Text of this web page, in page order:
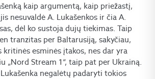
kaip argumentą, kaip priežastį,
nesuvaldė A. Lukašenkos ir čia A.
dėl ko sustoja dujų tiekimas. Taip
tranzitas per Baltarusiją, sakyčiau,
esminės įtakos, nes dar yra
„Nord Stream 1“, taip pat per Ukrainą.
negalėtų padaryti tokios